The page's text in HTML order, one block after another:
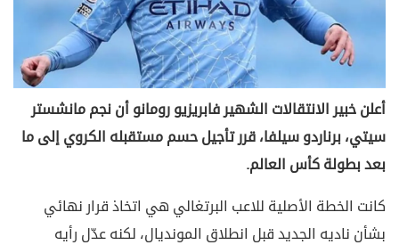
أعلن خبير الانتقالات الشهير فابريزيو رومانو أن نجم مانشستر
سيتي، برناردو سيلفا، قرر تأجيل حسم مستقبله الكروي إلى ما
بعد بطولة كأس العالم.
كانت الخطة الأصلية للاعب البرتغالي هي اتخاذ قرار نهائي
بشأن ناديه الجديد قبل انطلاق المونديال، لكنه عدّل رأيه